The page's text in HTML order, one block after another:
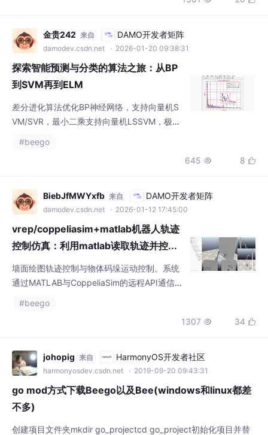
。构建任务图G=(V,E)，节点为任务Ti​，边权重wij​反映任务间的参
金贵242 来自 DAMO开发者矩阵
damodev.csdn.net · 2026-01-20 09:38:31
探索智能预测与分类的算法之旅：从BP
到SVM再到ELM
差分进化算法优化BP神经网络，支持向量机S
VM/SVR，最小二乘支持向量机LSSVM，极限
代，预测与分类问题无处不在，从金融市场趋
几种强大的算法：差分进化算法优化BP神经网
络，支持向量机（SVM/SVR），最小二乘支持
向量机（LSSVM）以及极限学习机（ELM）。
#beego
645  8 
BiebJfMWYxfb 来自 DAMO开发者矩阵
damodev.csdn.net · 2026-01-12 17:45:00
vrep/coppeliasim+matlab机器人轨迹
控制仿真：利用matlab读取轨迹并控...
墙面绘图轨迹控制与物体码垛运动控制。系统
通过MATLAB与CoppeliaSim的远程API通信，
自动化操作，适用于机器人运动控制算法验
动执行等功能拆分为独立模块，支持快速适配
不同类型机械臂模型与任务场景；
#beego
1307  34 
johopig 来自 HarmonyOS开发者社区
harmonyosdev.csdn.net · 2019-09-20 09:43:31
go mod方式下载Beego以及Bee(windows和linux都差
不多)
创建项目文件夹mkdir go_projectcd go_project初始化项目并替